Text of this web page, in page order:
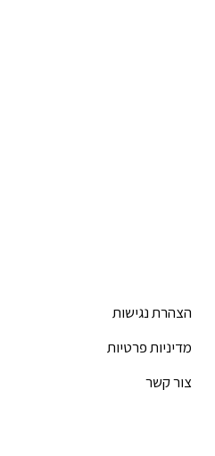
הצהרת נגישות
מדיניות פרטיות
צור קשר